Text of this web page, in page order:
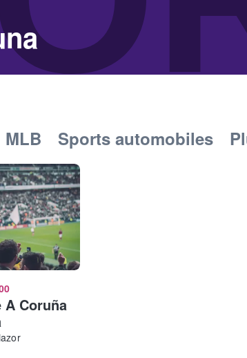
MLB Sports automobiles
A Coruña